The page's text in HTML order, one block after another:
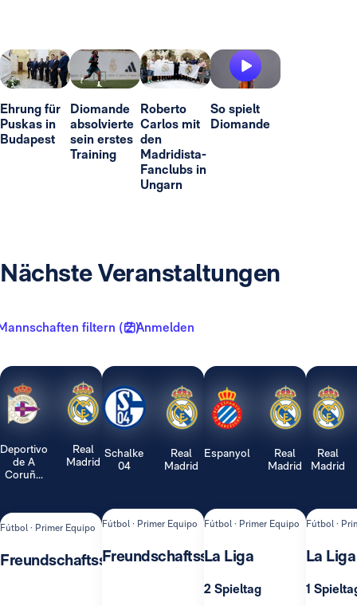
Ehrung für
Puskas in
Budapest
Diomande
absolvierte
sein erstes
Training
Roberto
Carlos mit
den
Madridista-
Fanclubs in
Ungarn
So spielt
Diomande
Nächste Veranstaltungen
filtern ( 2 )Anmelden
Deportivo
de A
Coruñ...
Real
Madrid
Fútbol · Primer Equipo
Freundschaftsspiel
Schalke
04
Real
Madrid
Fútbol · Primer Equipo
Freundschaftsspiel
Espanyol
Real
Madrid
Fútbol · Primer Equipo
La Liga
2 Spieltag
Real
Madrid
Fútbol ·
La Liga
1